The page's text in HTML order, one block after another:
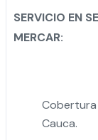
SERVICIO EN
MERCAR:
Cobertura
Cauca.